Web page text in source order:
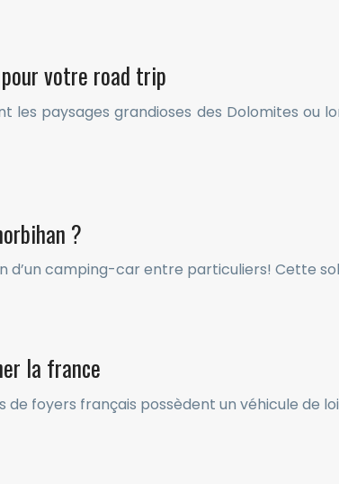
votre road trip
les paysages grandioses des Dolomites ou
?
camping-car entre particuliers! Cette
la france
foyers français possèdent un véhicule de